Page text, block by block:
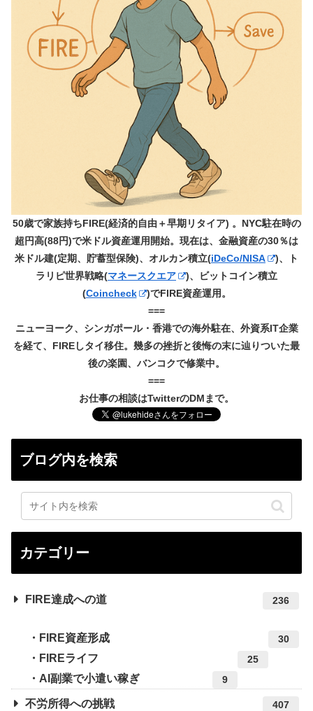
50歳で家族持ちFIRE(経済的自由＋早期リタイア) 。NYC駐在時の
超円高(88円)で米ドル資産運用開始。現在は、金融資産の30％は
米ドル建(定期、貯蓄型保険)、オルカン積立(iDeCo/NISA
)、ト
ラリピ世界戦略(マネースクエア
)、ビットコイン積立
(Coincheck
)でFIRE資産運用。
===
ニューヨーク、シンガポール・香港での海外駐在、外資系IT企業
を経て、FIREしタイ移住。幾多の挫折と後悔の末に辿りついた最
後の楽園、バンコクで修業中。
===
お仕事の相談はTwitterのDMまで。
ブログ内を検索
カテゴリー
FIRE達成への道 236
FIRE資産形成 30
FIREライフ 25
AI副業で小遣い稼ぎ 9
不労所得への挑戦 407